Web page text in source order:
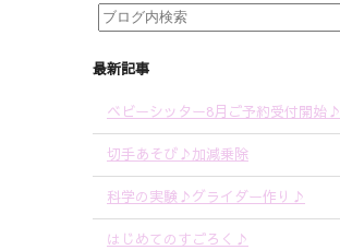
最新記事
ベビーシッター8月ご予約受付開始♪
切手あそび♪加減乗除
科学の実験♪グライダー作り♪
はじめてのすごろく♪